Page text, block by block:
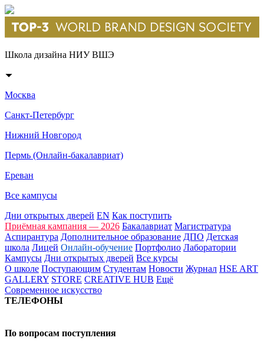
Школа дизайна НИУ ВШЭ
Москва
Санкт-Петербург
Нижний Новгород
Пермь (Онлайн-бакалавриат)
Ереван
Все кампусы
Дни открытых дверей EN Как поступить
Приёмная кампания — 2026 Бакалавриат Магистратура
Аспирантура Дополнительное образование ДПО Детская
школа Лицей Онлайн-обучение Портфолио Лаборатории
Кампусы Дни открытых дверей Все курсы
О школе Поступающим Студентам Новости Журнал HSE ART
GALLERY STORE CREATIVE HUB Ещё
Современное искусство
ТЕЛЕФОНЫ
По вопросам поступления